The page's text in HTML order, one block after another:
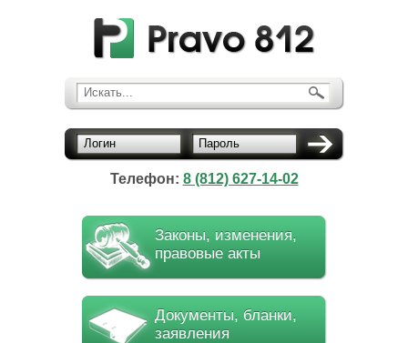
Искать...
Логин Пароль
Телефон: 8 (812) 627-14-02
Законы, изменения,
правовые акты
Документы, бланки,
заявления